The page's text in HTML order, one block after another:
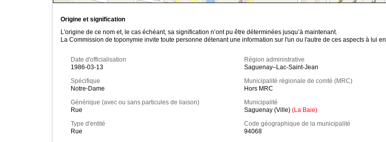
Origine et signification
L'origine de ce nom et, le cas échéant, sa signification n’ont pu être déterminées jusqu’à maintenant.
La Commission de toponymie invite toute personne détenant une information sur l'un ou l'autre de ces aspects à lui en
Date d'officialisation
1986-03-13
Spécifique
Notre-Dame
Générique (avec ou sans particules de liaison)
Rue
Type d'entité
Rue
Région administrative
Saguenay–Lac-Saint-Jean
Municipalité régionale de comté (MRC)
Hors MRC
Municipalité
Saguenay (Ville) (La Baie)
Code géographique de la municipalité
94068